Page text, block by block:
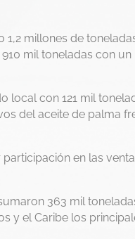
1,2 millones de
mil toneladas con un
local con 121 mil
del aceite de palma
en las
363 mil
y el Caribe los